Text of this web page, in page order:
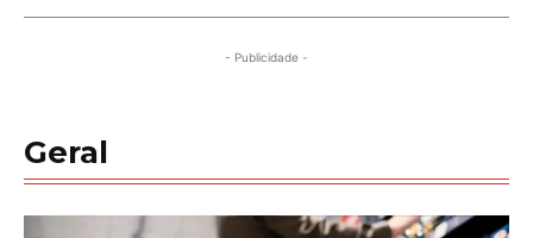
- Publicidade -
Geral